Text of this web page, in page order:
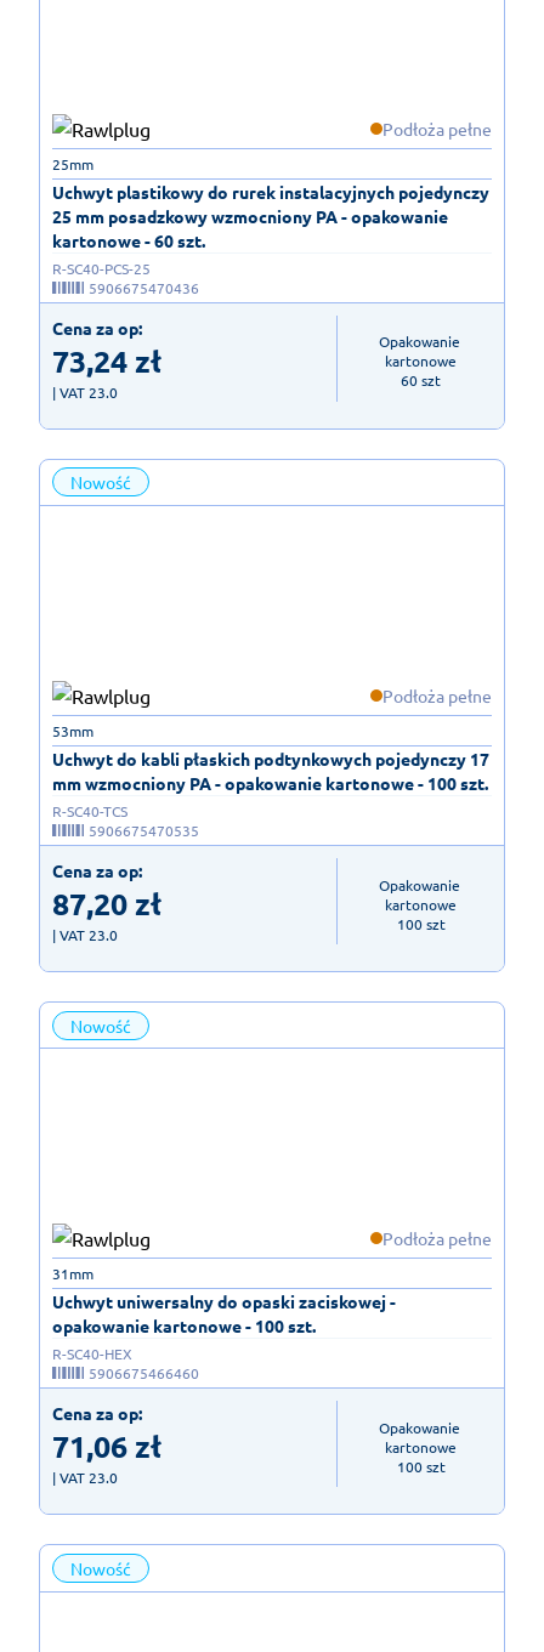
Podłoża pełne
Uchwyt plastikowy do rurek instalacyjnych pojedynczy
25 mm posadzkowy wzmocniony PA - opakowanie
kartonowe - 60 szt.
25mm
R-SC40-PCS-25
5906675470436
Cena za op:
73,24zł
| VAT 23.0
Opakowanie
kartonowe
60 szt
Nowość
Podłoża pełne
Uchwyt do kabli płaskich podtynkowych pojedynczy 17
mm wzmocniony PA - opakowanie kartonowe - 100 szt.
53mm
R-SC40-TCS
5906675470535
Cena za op:
87,20zł
| VAT 23.0
Opakowanie
kartonowe
100 szt
Nowość
Podłoża pełne
Uchwyt uniwersalny do opaski zaciskowej -
opakowanie kartonowe - 100 szt.
31mm
R-SC40-HEX
5906675466460
Cena za op:
71,06zł
| VAT 23.0
Opakowanie
kartonowe
100 szt
Nowość